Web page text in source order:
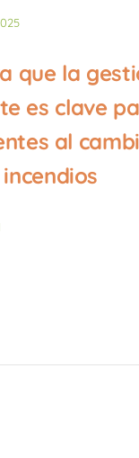
que la
es clave
al